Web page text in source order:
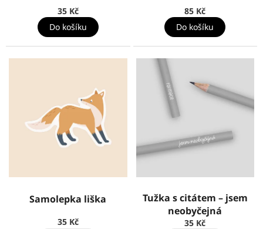
35 Kč
Do košíku
85 Kč
Do košíku
Samolepka liška
35 Kč
Tužka s citátem – jsem
neobyčejná
35 Kč